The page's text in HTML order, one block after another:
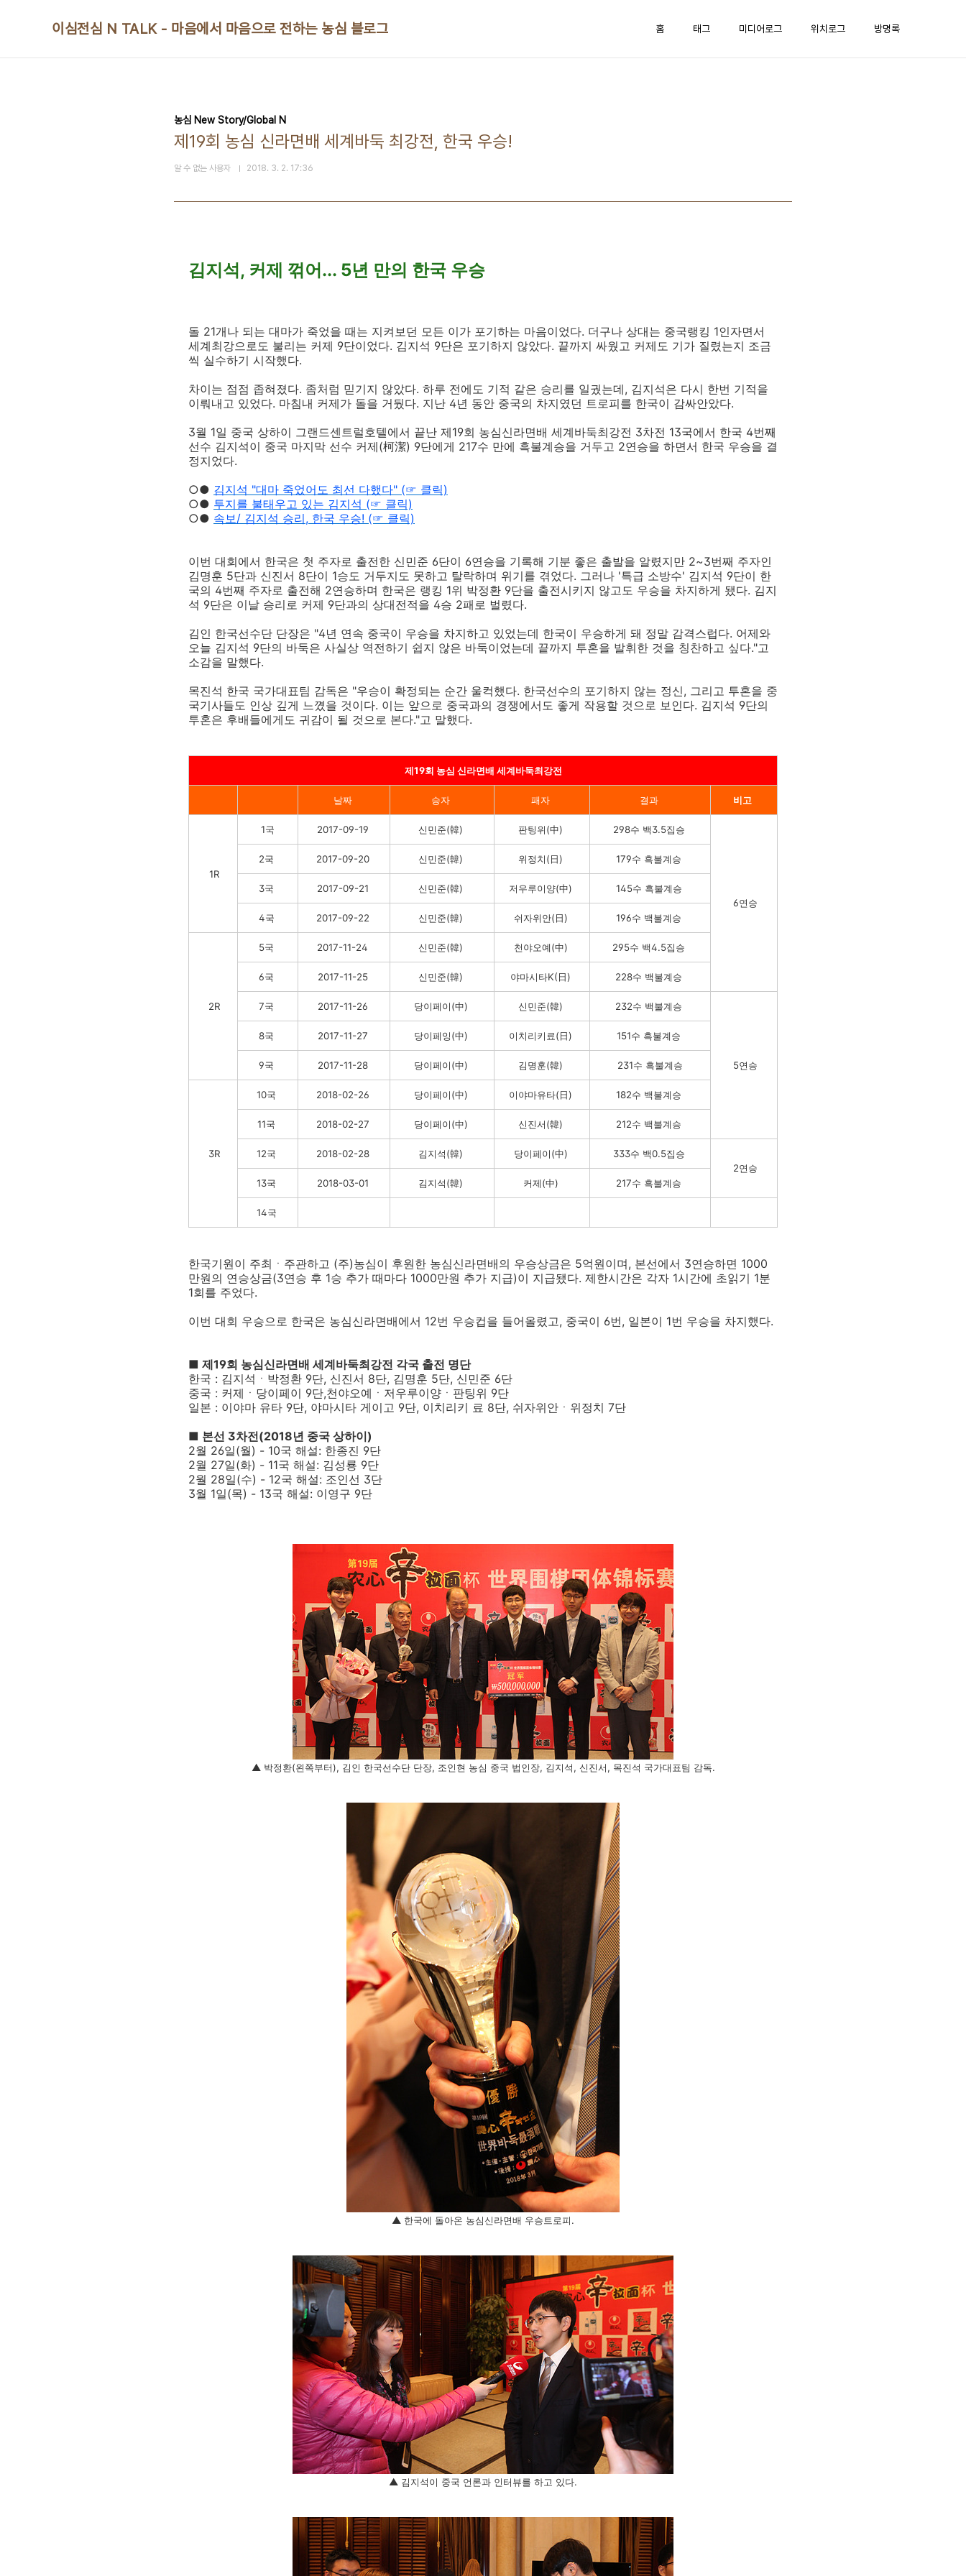
이심전심 N TALK - 마음에서 마음으로 전하는 농심 블로그 홈 태그 미디어로그 위치로그 방명록
농심 New Story/Global N
제19회 농심 신라면배 세계바둑 최강전, 한국 우승!
알 수 없는 사용자 2018. 3. 2. 17:36
김지석, 커제 꺾어... 5년 만의 한국 우승
돌 21개나 되는 대마가 죽었을 때는 지켜보던 모든 이가 포기하는 마음이었다. 더구나 상대는 중국랭킹 1인자면서
세계최강으로도 불리는 커제 9단이었다. 김지석 9단은 포기하지 않았다. 끝까지 싸웠고 커제도 기가 질렸는지 조금
씩 실수하기 시작했다.
차이는 점점 좁혀졌다. 좀처럼 믿기지 않았다. 하루 전에도 기적 같은 승리를 일궜는데, 김지석은 다시 한번 기적을
이뤄내고 있었다. 마침내 커제가 돌을 거뒀다. 지난 4년 동안 중국의 차지였던 트로피를 한국이 감싸안았다.
3월 1일 중국 상하이 그랜드센트럴호텔에서 끝난 제19회 농심신라면배 세계바둑최강전 3차전 13국에서 한국 4번째
선수 김지석이 중국 마지막 선수 커제(柯潔) 9단에게 217수 만에 흑불계승을 거두고 2연승을 하면서 한국 우승을 결
정지었다.
○● 김지석 "대마 죽었어도 최선 다했다" (☞ 클릭)
○● 투지를 불태우고 있는 김지석 (☞ 클릭)
○● 속보/ 김지석 승리, 한국 우승! (☞ 클릭)
이번 대회에서 한국은 첫 주자로 출전한 신민준 6단이 6연승을 기록해 기분 좋은 출발을 알렸지만 2~3번째 주자인
김명훈 5단과 신진서 8단이 1승도 거두지도 못하고 탈락하며 위기를 겪었다. 그러나 '특급 소방수' 김지석 9단이 한
국의 4번째 주자로 출전해 2연승하며 한국은 랭킹 1위 박정환 9단을 출전시키지 않고도 우승을 차지하게 됐다. 김지
석 9단은 이날 승리로 커제 9단과의 상대전적을 4승 2패로 벌렸다.
김인 한국선수단 단장은 "4년 연속 중국이 우승을 차지하고 있었는데 한국이 우승하게 돼 정말 감격스럽다. 어제와
오늘 김지석 9단의 바둑은 사실상 역전하기 쉽지 않은 바둑이었는데 끝까지 투혼을 발휘한 것을 칭찬하고 싶다."고
소감을 말했다.
목진석 한국 국가대표팀 감독은 "우승이 확정되는 순간 울컥했다. 한국선수의 포기하지 않는 정신, 그리고 투혼을 중
국기사들도 인상 깊게 느꼈을 것이다. 이는 앞으로 중국과의 경쟁에서도 좋게 작용할 것으로 보인다. 김지석 9단의
투혼은 후배들에게도 귀감이 될 것으로 본다."고 말했다.
제19회 농심 신라면배 세계바둑최강전
날짜 승자 패자 결과 비고
1R
1국 2017-09-19 신민준(韓) 판팅위(中) 298수 백3.5집승
6연승
2국 2017-09-20 신민준(韓) 위정치(日) 179수 흑불계승
3국 2017-09-21 신민준(韓) 저우루이양(中) 145수 흑불계승
4국 2017-09-22 신민준(韓) 쉬자위안(日) 196수 백불계승
2R
5국 2017-11-24 신민준(韓) 천야오예(中) 295수 백4.5집승
6국 2017-11-25 신민준(韓) 야마시타K(日) 228수 백불계승
7국 2017-11-26 당이페이(中) 신민준(韓) 232수 백불계승
5연승
8국 2017-11-27 당이페잉(中) 이치리키료(日) 151수 흑불계승
9국 2017-11-28 당이페이(中) 김명훈(韓) 231수 흑불계승
3R
10국 2018-02-26 당이페이(中) 이야마유타(日) 182수 백불계승
11국 2018-02-27 당이페이(中) 신진서(韓) 212수 백불계승
12국 2018-02-28 김지석(韓) 당이페이(中)
333수 백0.5집승
2연승
13국
2018-03-01 김지석(韓) 커제(中) 217수 흑불계승
14국
한국기원이 주최ㆍ주관하고 (주)농심이 후원한 농심신라면배의 우승상금은 5억원이며, 본선에서 3연승하면 1000
만원의 연승상금(3연승 후 1승 추가 때마다 1000만원 추가 지급)이 지급됐다. 제한시간은 각자 1시간에 초읽기 1분
1회를 주었다.
이번 대회 우승으로 한국은 농심신라면배에서 12번 우승컵을 들어올렸고, 중국이 6번, 일본이 1번 우승을 차지했다.
■ 제19회 농심신라면배 세계바둑최강전 각국 출전 명단
한국 : 김지석ㆍ박정환 9단, 신진서 8단, 김명훈 5단, 신민준 6단
중국 : 커제ㆍ당이페이 9단,천야오예ㆍ저우루이양ㆍ판팅위 9단
일본 : 이야마 유타 9단, 야마시타 게이고 9단, 이치리키 료 8단, 쉬자위안ㆍ위정치 7단
■ 본선 3차전(2018년 중국 상하이)
2월 26일(월) - 10국 해설: 한종진 9단
2월 27일(화) - 11국 해설: 김성룡 9단
2월 28일(수) - 12국 해설: 조인선 3단
3월 1일(목) - 13국 해설: 이영구 9단
▲ 박정환(왼쪽부터), 김인 한국선수단 단장, 조인현 농심 중국 법인장, 김지석, 신진서, 목진석 국가대표팀 감독.
▲ 한국에 돌아온 농심신라면배 우승트로피.
▲ 김지석이 중국 언론과 인터뷰를 하고 있다.